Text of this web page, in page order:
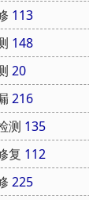
113
148
20
216
测 135
复 112
225